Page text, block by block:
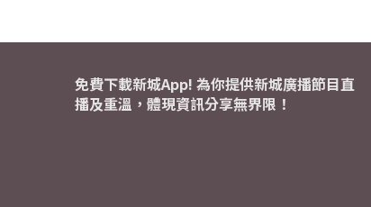
免費下載新城App! 為你提供新城廣播節目直
播及重溫，體現資訊分享無界限！